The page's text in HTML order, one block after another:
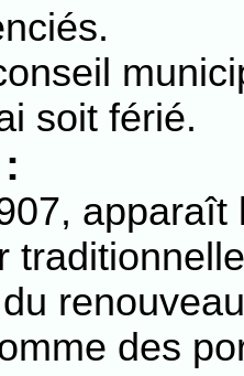
soit férié.
des